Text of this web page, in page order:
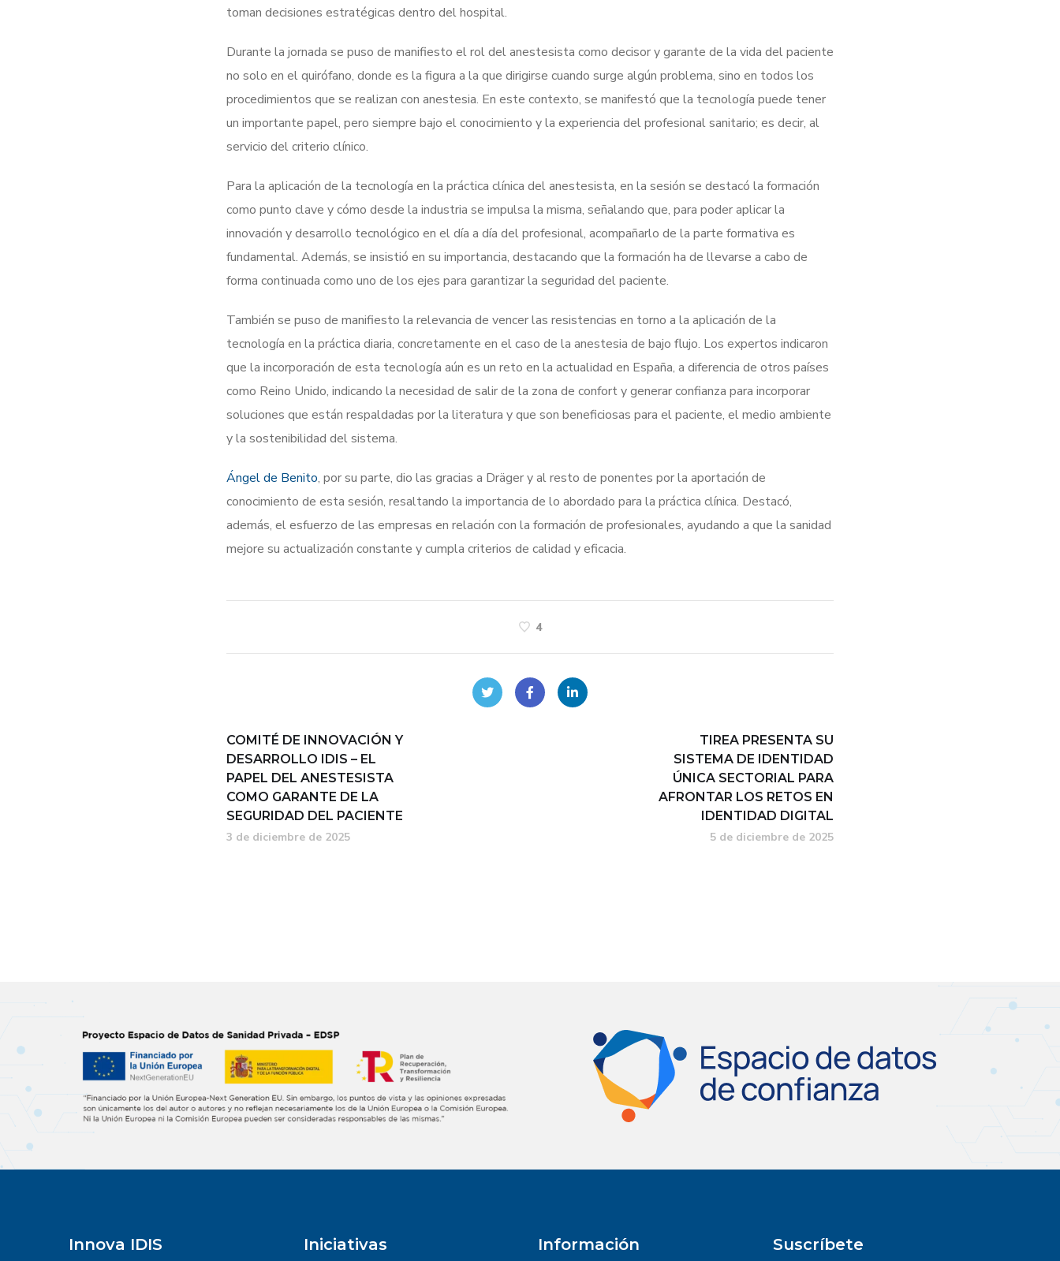
toman decisiones estratégicas dentro del hospital.
Durante la jornada se puso de manifiesto el rol del anestesista como decisor y garante de la vida del paciente
no solo en el quirófano, donde es la figura a la que dirigirse cuando surge algún problema, sino en todos los
procedimientos que se realizan con anestesia. En este contexto, se manifestó que la tecnología puede tener
un importante papel, pero siempre bajo el conocimiento y la experiencia del profesional sanitario; es decir, al
servicio del criterio clínico.
Para la aplicación de la tecnología en la práctica clínica del anestesista, en la sesión se destacó la formación
como punto clave y cómo desde la industria se impulsa la misma, señalando que, para poder aplicar la
innovación y desarrollo tecnológico en el día a día del profesional, acompañarlo de la parte formativa es
fundamental. Además, se insistió en su importancia, destacando que la formación ha de llevarse a cabo de
forma continuada como uno de los ejes para garantizar la seguridad del paciente.
También se puso de manifiesto la relevancia de vencer las resistencias en torno a la aplicación de la
tecnología en la práctica diaria, concretamente en el caso de la anestesia de bajo flujo. Los expertos indicaron
que la incorporación de esta tecnología aún es un reto en la actualidad en España, a diferencia de otros países
como Reino Unido, indicando la necesidad de salir de la zona de confort y generar confianza para incorporar
soluciones que están respaldadas por la literatura y que son beneficiosas para el paciente, el medio ambiente
y la sostenibilidad del sistema.
Ángel de Benito, por su parte, dio las gracias a Dräger y al resto de ponentes por la aportación de
conocimiento de esta sesión, resaltando la importancia de lo abordado para la práctica clínica. Destacó,
además, el esfuerzo de las empresas en relación con la formación de profesionales, ayudando a que la sanidad
mejore su actualización constante y cumpla criterios de calidad y eficacia.
4
COMITÉ DE INNOVACIÓN Y
DESARROLLO IDIS – EL
PAPEL DEL ANESTESISTA
COMO GARANTE DE LA
SEGURIDAD DEL PACIENTE
3 de diciembre de 2025
TIREA PRESENTA SU
SISTEMA DE IDENTIDAD
ÚNICA SECTORIAL PARA
AFRONTAR LOS RETOS EN
IDENTIDAD DIGITAL
5 de diciembre de 2025
Innova IDIS Iniciativas Información Suscríbete